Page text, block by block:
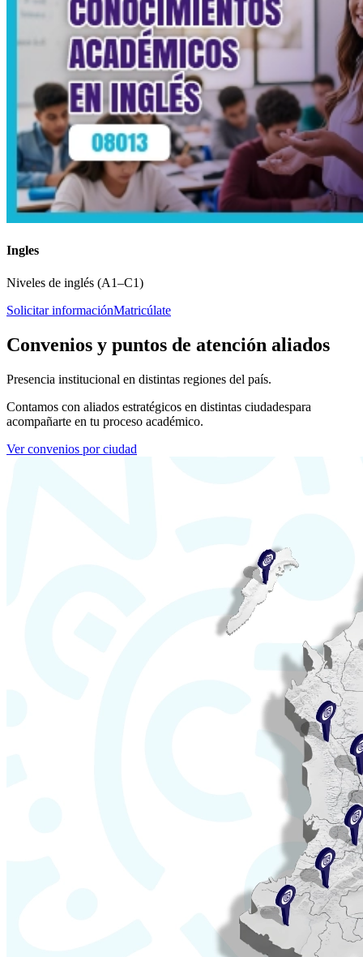
Ingles
Niveles de inglés (A1–C1)
Solicitar informaciónMatricúlate
Convenios y puntos de atención aliados
Presencia institucional en distintas regiones del país.
Contamos con aliados estratégicos en distintas ciudadespara
acompañarte en tu proceso académico.
Ver convenios por ciudad